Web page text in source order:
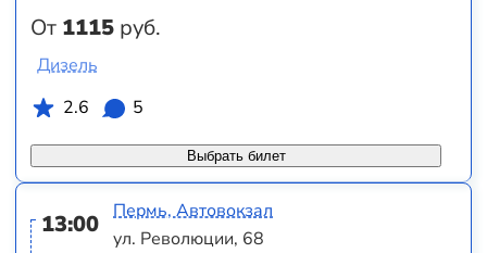
От 1115 руб.
Выбрать билет
Дизель
2.6
5
13:00
Пермь, Автовокзал
ул. Революции, 68